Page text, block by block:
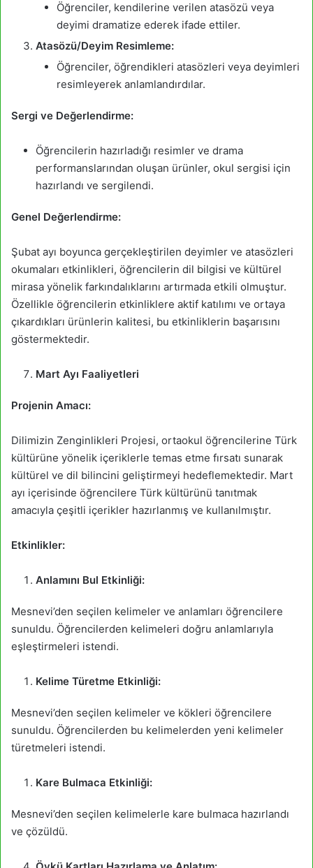
Öğrenciler, kendilerine verilen atasözü veya
deyimi dramatize ederek ifade ettiler.
Atasözü/Deyim Resimleme:
Öğrenciler, öğrendikleri atasözleri veya deyimleri
resimleyerek anlamlandırdılar.
Sergi ve Değerlendirme:
Öğrencilerin hazırladığı resimler ve drama
performanslarından oluşan ürünler, okul sergisi için
hazırlandı ve sergilendi.
Genel Değerlendirme:
Şubat ayı boyunca gerçekleştirilen deyimler ve atasözleri
okumaları etkinlikleri, öğrencilerin dil bilgisi ve kültürel
mirasa yönelik farkındalıklarını artırmada etkili olmuştur.
Özellikle öğrencilerin etkinliklere aktif katılımı ve ortaya
çıkardıkları ürünlerin kalitesi, bu etkinliklerin başarısını
göstermektedir.
Mart Ayı Faaliyetleri
Projenin Amacı:
Dilimizin Zenginlikleri Projesi, ortaokul öğrencilerine Türk
kültürüne yönelik içeriklerle temas etme fırsatı sunarak
kültürel ve dil bilincini geliştirmeyi hedeflemektedir. Mart
ayı içerisinde öğrencilere Türk kültürünü tanıtmak
amacıyla çeşitli içerikler hazırlanmış ve kullanılmıştır.
Etkinlikler:
Anlamını Bul Etkinliği:
Mesnevi’den seçilen kelimeler ve anlamları öğrencilere
sunuldu. Öğrencilerden kelimeleri doğru anlamlarıyla
eşleştirmeleri istendi.
Kelime Türetme Etkinliği:
Mesnevi’den seçilen kelimeler ve kökleri öğrencilere
sunuldu. Öğrencilerden bu kelimelerden yeni kelimeler
türetmeleri istendi.
Kare Bulmaca Etkinliği:
Mesnevi’den seçilen kelimelerle kare bulmaca hazırlandı
ve çözüldü.